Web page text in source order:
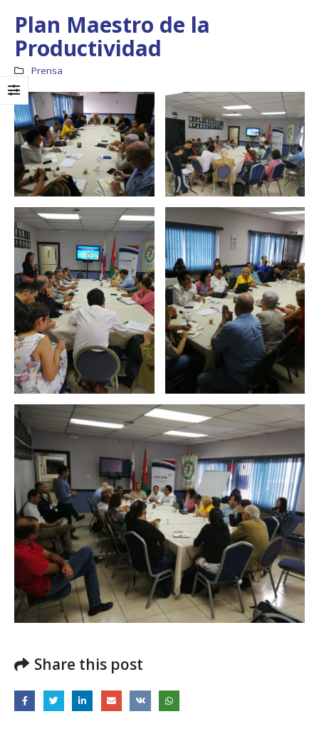
Plan Maestro de la
Productividad
Prensa
Share this post
Boletín Informativo
No.1 – Soluciones
Integrales
13 junio, 2025
MEF fortalece la
integración de
perspectivas
regionales en el Plan
Estratégico de Gobierno 2025-
2029
27 diciembre, 2024
Presentación de
Avances del proyecto
Soluciones Integrales
de Acceso Universal a
la Energía
13 noviembre, 2024
Taller: Estudio y
Diseño de la
Estrategia para
Impulsar el Tren
Panamá – CECOM RO
19 octubre, 2024
CECOMRO se
con el presidente
Raúl Mulino
6 septiembre, 2024
Encuentro de
Lideresas para
Fortalecimiento
Integral de la
Gobernanza y Derechos
Humanos en la CNB con
Enfoque de Género
31 julio, 2024